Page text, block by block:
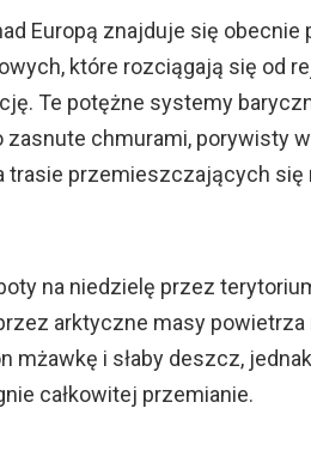
Europą znajduje się obecnie
które rozciągają się od
Te potężne systemy
zasnute chmurami, porywisty
trasie przemieszczających
na niedzielę przez
arktyczne masy
mżawkę i słaby deszcz,
całkowitej przemianie.